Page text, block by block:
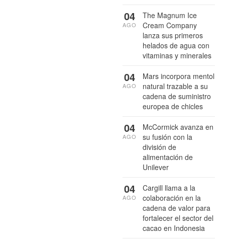
The Magnum Ice
Cream Company
lanza sus primeros
helados de agua con
vitaminas y minerales
04
AGO
Mars incorpora mentol
natural trazable a su
cadena de suministro
europea de chicles
04
AGO
McCormick avanza en
su fusión con la
división de
alimentación de
Unilever
04
AGO
Cargill llama a la
colaboración en la
cadena de valor para
fortalecer el sector del
cacao en Indonesia
04
AGO